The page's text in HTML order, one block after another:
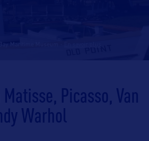
Matisse, Picasso, Van
Warhol